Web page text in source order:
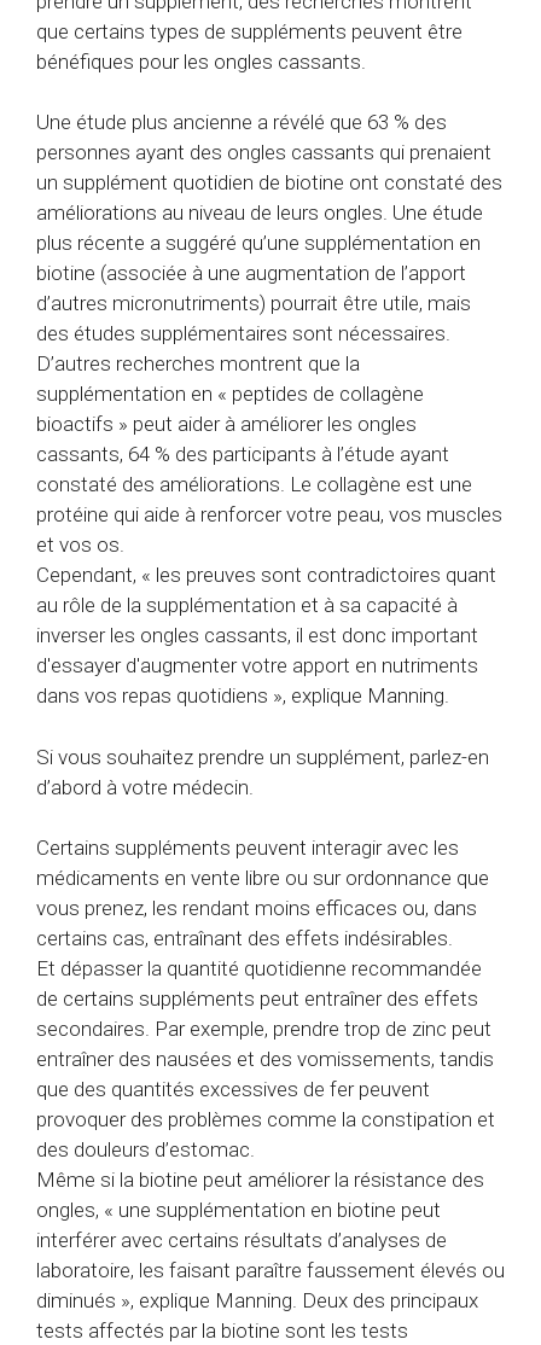
que certains types de suppléments peuvent être
bénéfiques pour les ongles cassants.
Une étude plus ancienne a révélé que 63 % des
personnes ayant des ongles cassants qui prenaient
un supplément quotidien de biotine ont constaté des
améliorations au niveau de leurs ongles. Une étude
plus récente a suggéré qu’une supplémentation en
biotine (associée à une augmentation de l’apport
d’autres micronutriments) pourrait être utile, mais
des études supplémentaires sont nécessaires.
D’autres recherches montrent que la
supplémentation en « peptides de collagène
bioactifs » peut aider à améliorer les ongles
cassants, 64 % des participants à l’étude ayant
constaté des améliorations. Le collagène est une
protéine qui aide à renforcer votre peau, vos muscles
et vos os.
Cependant, « les preuves sont contradictoires quant
au rôle de la supplémentation et à sa capacité à
inverser les ongles cassants, il est donc important
d'essayer d'augmenter votre apport en nutriments
dans vos repas quotidiens », explique Manning.
Si vous souhaitez prendre un supplément, parlez-en
d’abord à votre médecin.
Certains suppléments peuvent interagir avec les
médicaments en vente libre ou sur ordonnance que
vous prenez, les rendant moins efficaces ou, dans
certains cas, entraînant des effets indésirables.
Et dépasser la quantité quotidienne recommandée
de certains suppléments peut entraîner des effets
secondaires. Par exemple, prendre trop de zinc peut
entraîner des nausées et des vomissements, tandis
que des quantités excessives de fer peuvent
provoquer des problèmes comme la constipation et
des douleurs d’estomac.
Même si la biotine peut améliorer la résistance des
ongles, « une supplémentation en biotine peut
interférer avec certains résultats d’analyses de
laboratoire, les faisant paraître faussement élevés ou
diminués », explique Manning. Deux des principaux
tests affectés par la biotine sont les tests